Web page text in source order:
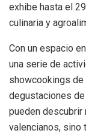
exhibe hasta el
culinaria y
Con un espacio
una serie de
showcookings
degustaciones
pueden
valencianos, sino